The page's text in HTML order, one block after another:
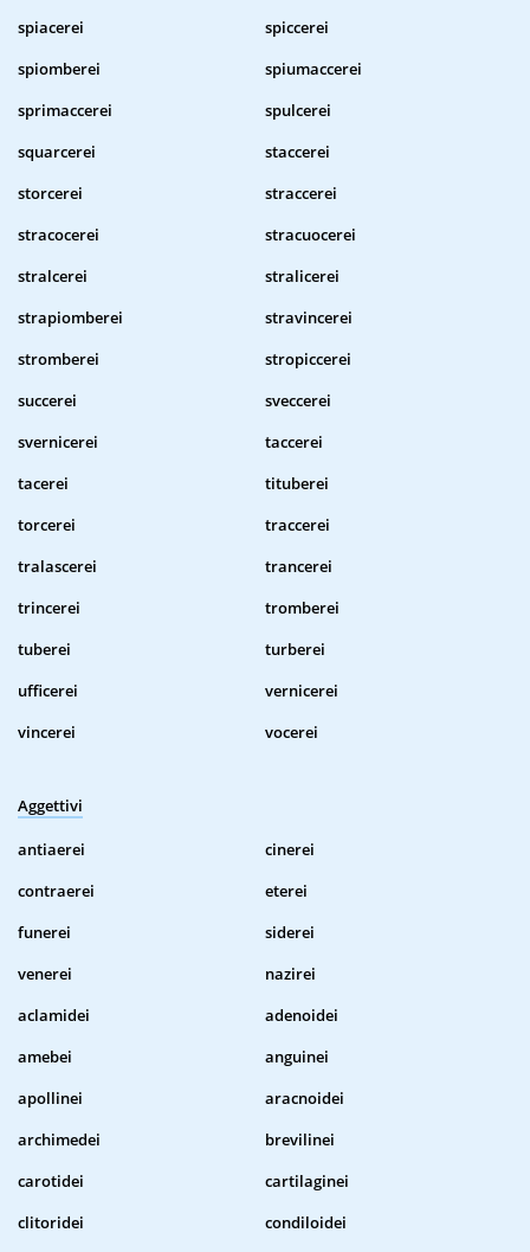
spiacerei
spiccerei
spiomberei
spiumaccerei
sprimaccerei
spulcerei
squarcerei
staccerei
storcerei
straccerei
stracocerei
stracuocerei
stralcerei
stralicerei
strapiomberei
stravincerei
stromberei
stropiccerei
succerei
sveccerei
svernicerei
taccerei
tacerei
tituberei
torcerei
traccerei
tralascerei
trancerei
trincerei
tromberei
tuberei
turberei
ufficerei
vernicerei
vincerei
vocerei
Aggettivi
antiaerei
cinerei
contraerei
eterei
funerei
siderei
venerei
nazirei
aclamidei
adenoidei
amebei
anguinei
apollinei
aracnoidei
archimedei
brevilinei
carotidei
cartilaginei
clitoridei
condiloidei